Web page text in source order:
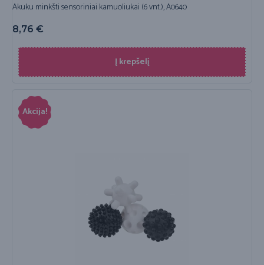
Akuku minkšti sensoriniai kamuoliukai (6 vnt.), A0640
8,76 €
Į krepšelį
Akcija!